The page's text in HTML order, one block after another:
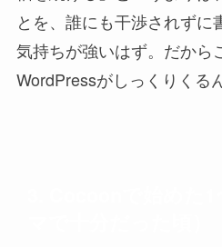
とを、誰にも干渉されずに
気持ちが強いはず。だから
WordPressがしっくりくる